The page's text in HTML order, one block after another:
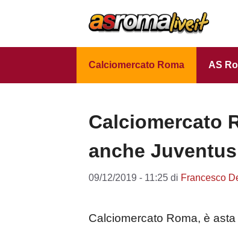
Calciomercato Roma AS
Calciomercato
anche
09/12/2019 - 11:25 di Francesco
Calciomercato Roma, è